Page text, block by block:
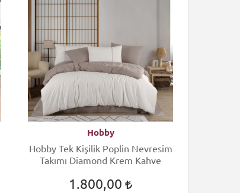
Hobby
Hobby Tek Kişilik Poplin Nevresim
Takımı Diamond Krem Kahve
1.800,00